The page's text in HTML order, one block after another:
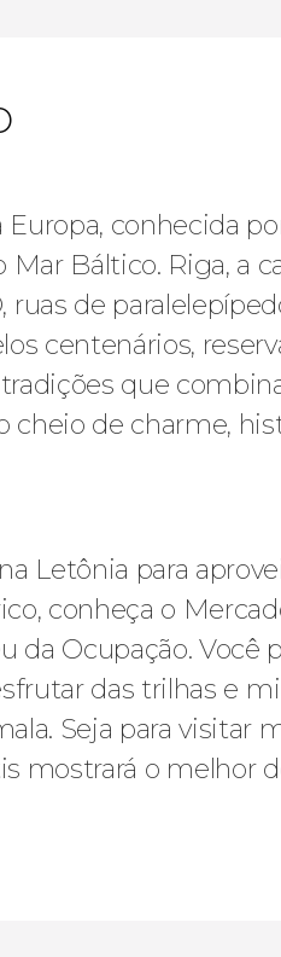
conhecida
Báltico. Riga, a
de
centenários,
que
de charme,
Letônia para
conheça o
Ocupação. Você
das trilhas e
Seja para visitar
mostrará o melhor